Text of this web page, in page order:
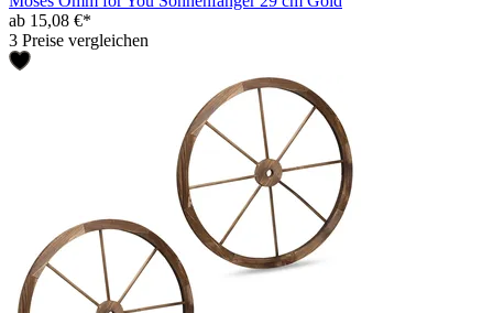
ab 15,08 €*
3 Preise vergleichen